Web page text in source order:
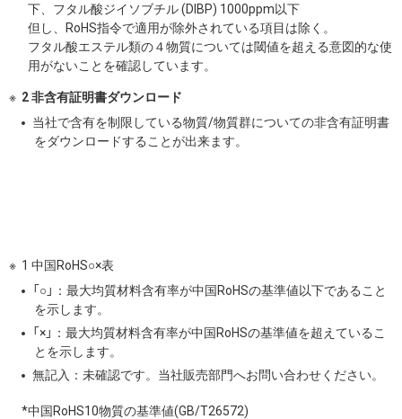
下、フタル酸ジイソブチル (DIBP) 1000ppm以下
但し、RoHS指令で適用が除外されている項目は除く。
フタル酸エステル類の４物質については閾値を超える意図的な使
用がないことを確認しています。
2 非含有証明書ダウンロード
当社で含有を制限している物質/物質群についての非含有証明書
をダウンロードすることが出来ます。
1 中国RoHS○×表
「○」：最大均質材料含有率が中国RoHSの基準値以下であること
を示します。
「×」：最大均質材料含有率が中国RoHSの基準値を超えているこ
とを示します。
無記入：未確認です。当社販売部門へお問い合わせください。
*中国RoHS10物質の基準値(GB/T26572)